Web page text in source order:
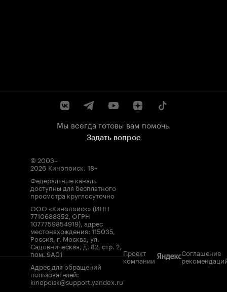
Мы всегда готовы вам помочь.
Задать вопрос
© 2003–
2026 Кинопоиск. 18+
Федеральные каналы
доступны для бесплатного
просмотра круглосуточно
ООО «Кинопоиск» (ИНН
7710688352, ОГРН
1077759854919), адрес
местонахождения: 115035,
Россия, г. Москва, ул.
Садовническая, д. 82, стр. 2,
пом. 9А01
Адрес для обращений
пользователей:
kinopoisk@support.yandex.ru
Проект
компании
Соглашение